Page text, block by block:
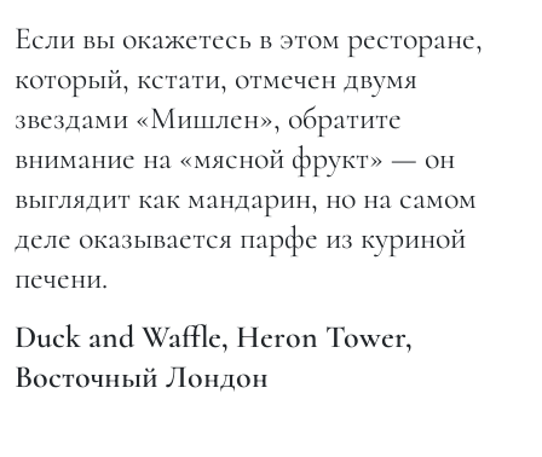
Если вы окажетесь в этом ресторане,
который, кстати, отмечен двумя
звездами «Мишлен», обратите
внимание на «мясной фрукт» — он
выглядит как мандарин, но на самом
деле оказывается парфе из куриной
печени.
Duck and Waffle, Heron Tower,
Восточный Лондон